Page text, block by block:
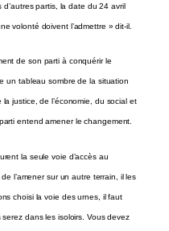
partis, la date du 24 avril
volonté doivent l’admettre » dit-il.
de son parti à conquérir le
un tableau sombre de la situation
justice, de l’économie, du social et
entend amener le changement.
la seule voie d’accès au
l’amener sur un autre terrain, il les
choisi la voie des urnes, il faut
dans les isoloirs. Vous devez